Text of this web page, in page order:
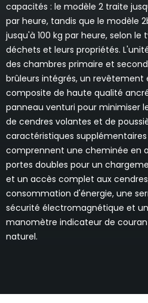
capacités : le modèle 2 traite
par heure, tandis que le modèle
jusqu'à 100 kg par heure, selon le
déchets et leurs propriétés.
des chambres primaire et
brûleurs intégrés, un revêtement
composite de haute qualité
panneau venturi pour minimiser
de cendres volantes et de
caractéristiques supplémentaires
comprennent une cheminée en
portes doubles pour un
et un accès complet aux
consommation d'énergie, une
sécurité électromagnétique et un
manomètre indicateur de
naturel.